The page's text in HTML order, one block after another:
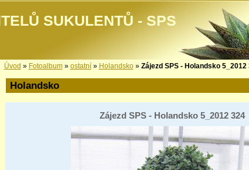
SUKULENTŮ - SPS
Úvod » Fotoalbum» ostatní» Holandsko» Zájezd SPS - Holandsko 5_2012
Holandsko
Zájezd SPS - Holandsko 5_2012 324